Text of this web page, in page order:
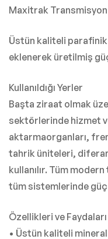
Maxitrak
Üstün kaliteli
eklenerek üretilmiş
Kullanıldığı Yerler
Başta ziraat olmak
sektörlerinde hizmet
aktarmaorganları,
tahrik üniteleri,
kullanılır. Tüm
tüm sistemlerinde
Özellikleri ve Faydaları
• Üstün kaliteli